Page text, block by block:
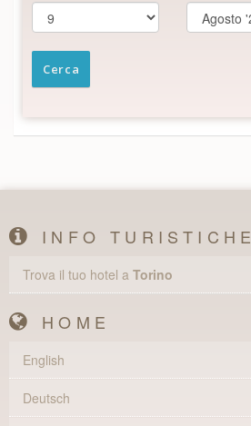
INFO TURISTICHE
Trova il tuo hotel a Torino
HOME
English
Deutsch